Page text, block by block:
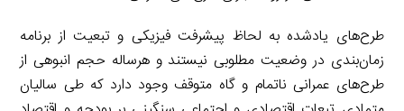
طرح‌های یادشده به لحاظ پیشرفت فیزیکی و تبعیت از برنامه
زمان‌بندی در وضعیت مطلوبی نیستند و هرساله حجم انبوهی از
طرح‌های عمرانی ناتمام و گاه متوقف وجود دارد که طی سالیان